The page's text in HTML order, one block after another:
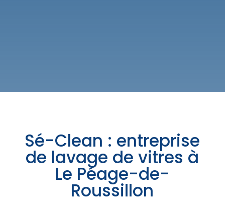
Sé-Clean : entreprise
de lavage de vitres à
Le Péage-de-
Roussillon